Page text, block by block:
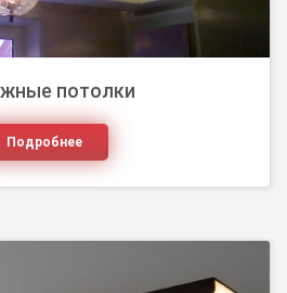
потолки
Подробнее